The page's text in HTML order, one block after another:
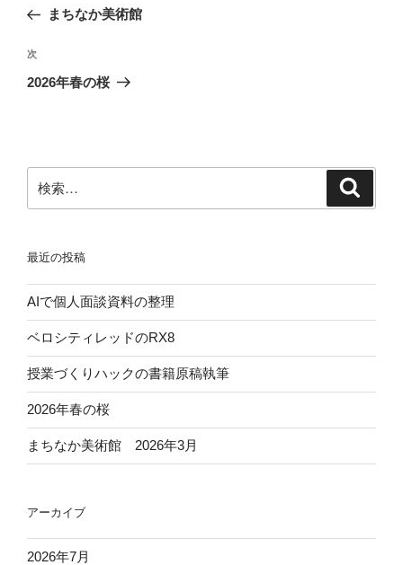
ナ
ビ
ゲ
ン
の
稿
まちなか美術館
次
の
次
2026年春の桜
索:
最近の投稿
AIで個人面談資料の整理
ベロシティレッドのRX8
授業づくりハックの書籍原稿執筆
2026年春の桜
まちなか美術館 2026年3月
アーカイブ
2026年7月